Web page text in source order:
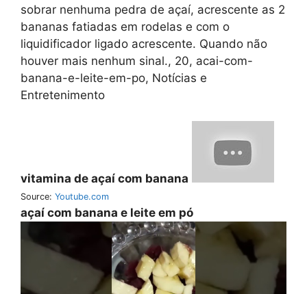
sobrar nenhuma pedra de açaí, acrescente as 2
bananas fatiadas em rodelas e com o
liquidificador ligado acrescente. Quando não
houver mais nenhum sinal., 20, acai-com-
banana-e-leite-em-po, Notícias e
Entretenimento
vitamina de açaí com banana
Source: Youtube.com
açaí com banana e leite em pó